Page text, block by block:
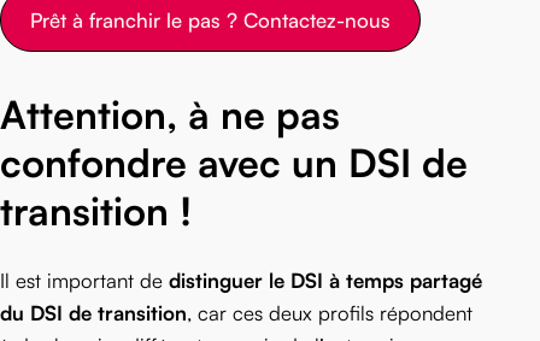
Prêt à franchir le pas ? Contactez-nous
Attention, à ne pas
confondre avec un DSI de
transition !
Il est important de distinguer le DSI à temps partagé
du DSI de transition, car ces deux profils répondent